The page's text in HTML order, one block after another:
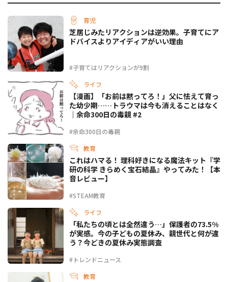
育児
#子育てはリアクションが9割
芝居じみたリアクションは逆効果。子育てにア
ドバイスよりアイディアがいい理由
ライフ
#余命300日の毒親
【漫画】「お前は黙ってろ！」父に怯えて育っ
た幼少期……トラウマは今も消えることはなく
｜余命300日の毒親 #2
教育
#STEAM教育
これはハマる！ 理科好きになる魔法キット『学
研の科学 きらめく宝石結晶』やってみた！【本
音レビュー】
ライフ
#トレンドニュース
「私たちの頃とは全然違う…」保護者の73.5%
が実感。今の子どもの夏休み、親世代と何が違
う？今どきの夏休み実態調査
教育